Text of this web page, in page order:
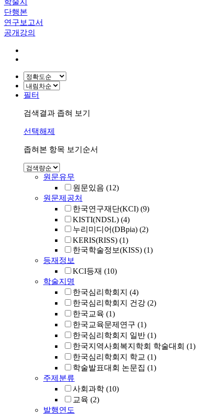
학술지
단행본
연구보고서
공개강의
필터
검색결과 좁혀 보기
선택해제
좁혀본 항목 보기순서
원문유무
원문있음 (12)
원문제공처
한국연구재단(KCI) (9)
KISTI(NDSL) (4)
누리미디어(DBpia) (2)
KERIS(RISS) (1)
한국학술정보(KISS) (1)
등재정보
KCI등재 (10)
학술지명
한국심리학회지 (4)
한국심리학회지 건강 (2)
한국교육 (1)
한국교육문제연구 (1)
한국심리학회지 일반 (1)
한국지역사회복지학회 학술대회 (1)
한국심리학회지 학교 (1)
학술발표대회 논문집 (1)
주제분류
사회과학 (10)
교육 (2)
발행연도